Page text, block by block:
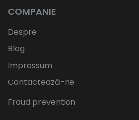
COMPANIE
Despre
Blog
Impressum
Contactează-ne
Fraud prevention